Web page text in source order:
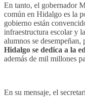
En tanto, el gobernador
común en Hidalgo es la
gobierno están
infraestructura escolar y
alumnos se desempeñan,
Hidalgo se dedica a la
además de mil millones
En su mensaje, el